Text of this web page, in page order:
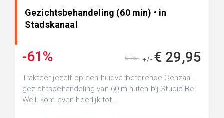
Gezichtsbehandeling (60 min) • in
Stadskanaal
-61% +/- € 29,95
€ 75,-
Trakteer jezelf op een huidverbeterende Cenzaa-
gezichtsbehandeling van 60 minuten bij Studio Be
Well: kom even heerlijk tot...